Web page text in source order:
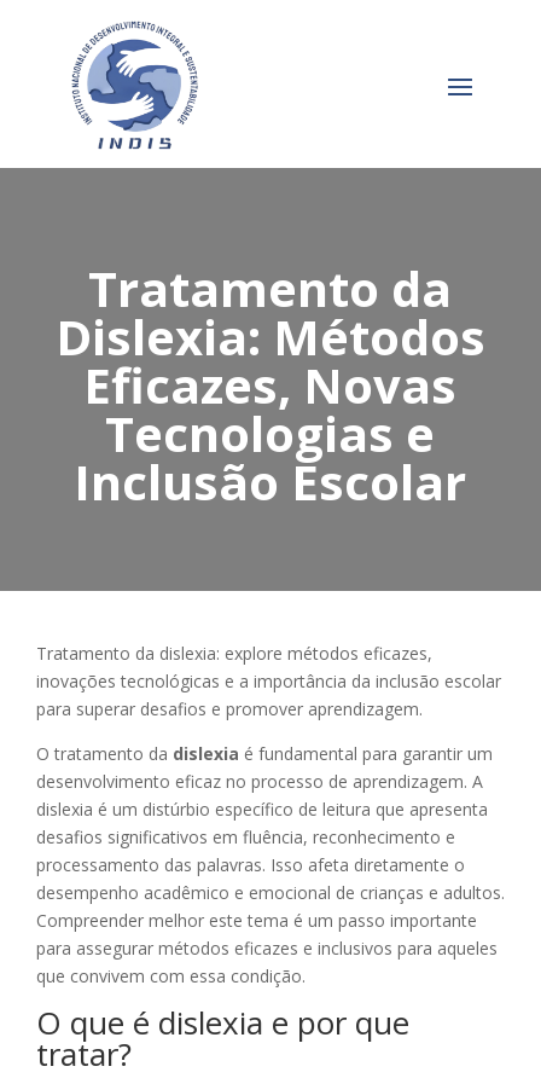
Tratamento da
Dislexia: Métodos
Eficazes, Novas
Tecnologias e
Inclusão Escolar
Tratamento da dislexia: explore métodos eficazes,
inovações tecnológicas e a importância da inclusão escolar
para superar desafios e promover aprendizagem.
O tratamento da dislexia é fundamental para garantir um
desenvolvimento eficaz no processo de aprendizagem. A
dislexia é um distúrbio específico de leitura que apresenta
desafios significativos em fluência, reconhecimento e
processamento das palavras. Isso afeta diretamente o
desempenho acadêmico e emocional de crianças e adultos.
Compreender melhor este tema é um passo importante
para assegurar métodos eficazes e inclusivos para aqueles
que convivem com essa condição.
O que é dislexia e por que
tratar?